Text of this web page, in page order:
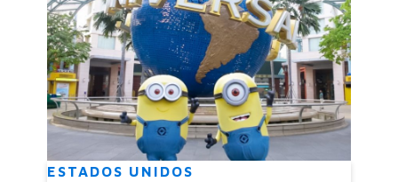
ESTADOS UNIDOS